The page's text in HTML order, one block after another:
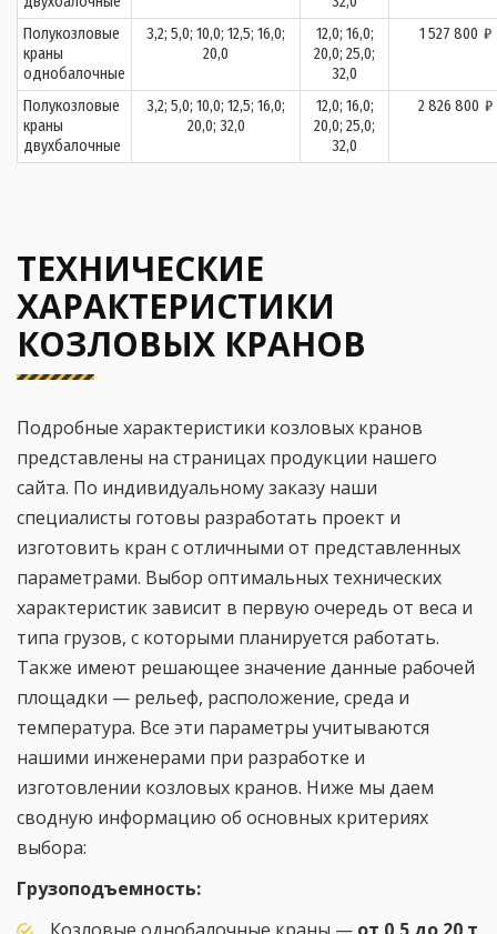
Полукозловые
краны
однобалочные
3,2; 5,0; 10,0; 12,5; 16,0;
20,0
12,0; 16,0;
20,0; 25,0;
32,0
1 527 800 ₽
Полукозловые
краны
двухбалочные
3,2; 5,0; 10,0; 12,5; 16,0;
20,0; 32,0
12,0; 16,0;
20,0; 25,0;
32,0
2 826 800 ₽
ТЕХНИЧЕСКИЕ
ХАРАКТЕРИСТИКИ
КОЗЛОВЫХ КРАНОВ
Подробные характеристики козловых кранов
представлены на страницах продукции нашего
сайта. По индивидуальному заказу наши
специалисты готовы разработать проект и
изготовить кран с отличными от представленных
параметрами. Выбор оптимальных технических
характеристик зависит в первую очередь от веса и
типа грузов, с которыми планируется работать.
Также имеют решающее значение данные рабочей
площадки — рельеф, расположение, среда и
температура. Все эти параметры учитываются
нашими инженерами при разработке и
изготовлении козловых кранов. Ниже мы даем
сводную информацию об основных критериях
выбора:
Грузоподъемность: